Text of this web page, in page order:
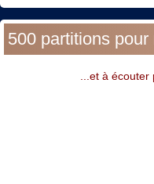
500 partitions pour
...et à